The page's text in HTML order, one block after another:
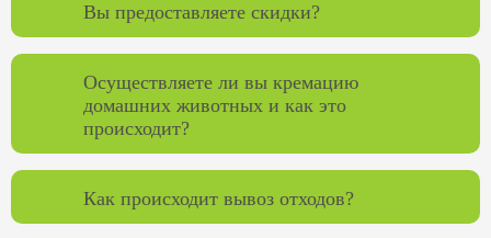
Вы предоставляете скидки?
Осуществляете ли вы кремацию
домашних животных и как это
происходит?
Как происходит вывоз отходов?